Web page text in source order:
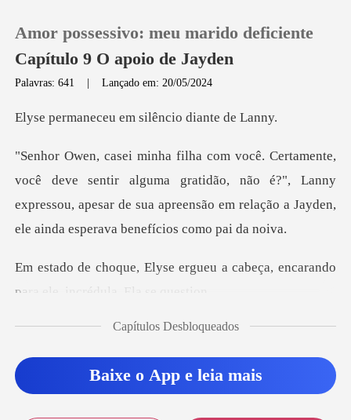
Loja
Histórico
Amor possessivo: meu marido deficiente
Capítulo 9 O apoio de Jayden
Palavras: 641 |Lançado em: 20/05/2024
u em silêncio d
r alguma gratidão, não é?", Lanny
expressou, apesar de sua apreensão
ueu a cabeça, encarando
para e
Capítulos Desbloqueados
Baixe o App e leia mais